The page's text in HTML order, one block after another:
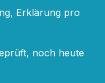
Erklärung pro
noch heute